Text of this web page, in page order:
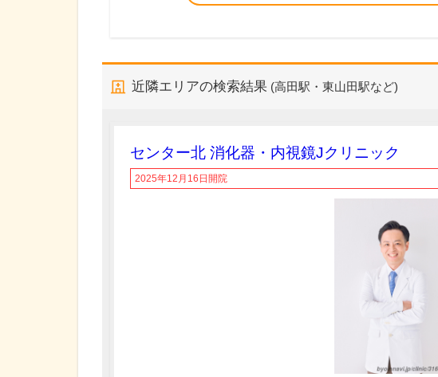
近隣エリアの検索結果 (高田駅・東山田駅など)
センター北 消化器・内視鏡Jクリニック
2025年12月16日開院